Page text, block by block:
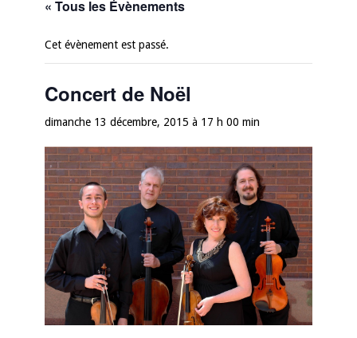
« Tous les Évènements
Cet évènement est passé.
Concert de Noël
dimanche 13 décembre, 2015 à 17 h 00 min